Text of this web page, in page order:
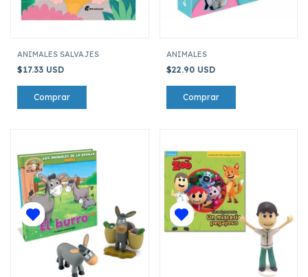
ANIMALES SALVAJES
$17.33 USD
ANIMALES
$22.90 USD